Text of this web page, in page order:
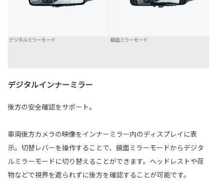
デジタルインナーミラー
後方の安全確認をサポート。
車両後方カメラの映像をインナーミラー内のディスプレイに表
示。切替レバーを操作することで、鏡面ミラーモードからデジタ
ルミラーモードに切り替えることができます。ヘッドレストや荷
物などで視界を遮られずに後方を確認することが可能です。